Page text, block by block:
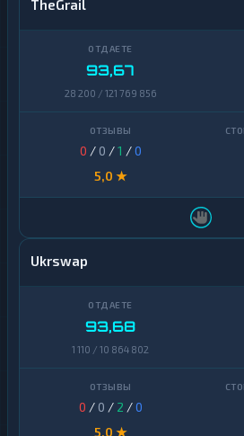
TheGrail
93,67
28 200 / 121 769 856
0 / 0 /1 /0
5,0 ★
Ukrswap
93,68
1 110 / 10 864 802
0 / 0 / 2 /0
5,0 ★